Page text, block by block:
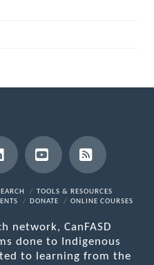
YouTubeRSS
TOOLS & RESOURCES
DONATE ONLINE COURSES
network, CanFASD
done to Indigenous
to learning from the